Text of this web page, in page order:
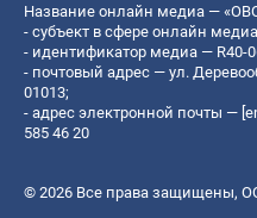
Название онлайн медиа —
- субъект в сфере онлайн
- идентификатор медиа — R40-
- почтовый адрес — ул.
01013;
- адрес электронной почты —
585 46 20
© 2026 Все права защищены,